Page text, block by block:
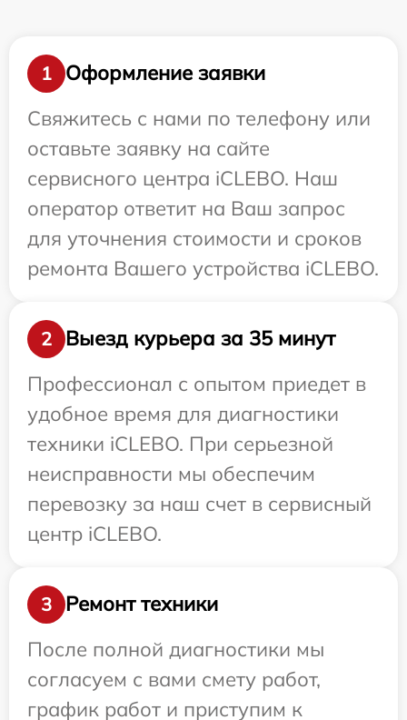
1
Оформление заявки
Свяжитесь с нами по телефону или
оставьте заявку на сайте
сервисного центра iCLEBO. Наш
оператор ответит на Ваш запрос
для уточнения стоимости и сроков
ремонта Вашего устройства iCLEBO.
2
Выезд курьера за 35 минут
Профессионал с опытом приедет в
удобное время для диагностики
техники iCLEBO. При серьезной
неисправности мы обеспечим
перевозку за наш счет в сервисный
центр iCLEBO.
3
Ремонт техники
После полной диагностики мы
согласуем с вами смету работ,
график работ и приступим к